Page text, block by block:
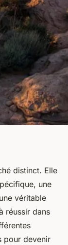
un
distinct. Elle
une
véritable
réussir dans
pour devenir